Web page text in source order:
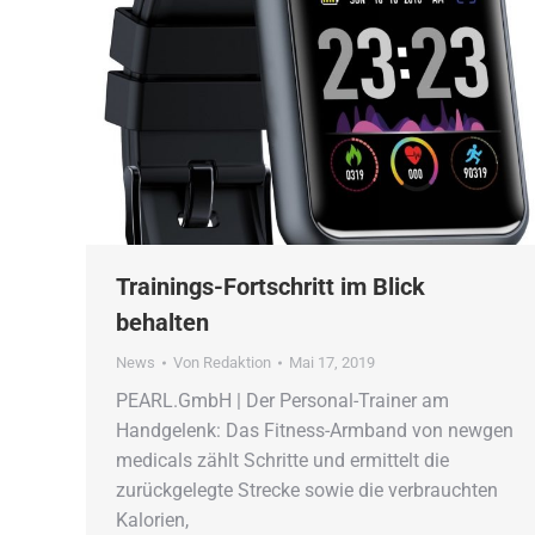
Trainings-Fortschritt im Blick
behalten
News Von Redaktion Mai 17, 2019
PEARL.GmbH | Der Personal-Trainer am
Handgelenk: Das Fitness-Armband von newgen
medicals zählt Schritte und ermittelt die
zurückgelegte Strecke sowie die verbrauchten
Kalorien,